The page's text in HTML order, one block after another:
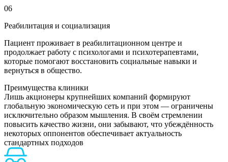
06
Реабилитация и социализация
Пациент проживает в реабилитационном центре и
продолжает работу с психологами и психотерапевтами,
которые помогают восстановить социальные навыки и
вернуться в общество.
Преимущества клиники
Лишь акционеры крупнейших компаний формируют
глобальную экономическую сеть и при этом — ограничены
исключительно образом мышления. В своём стремлении
повысить качество жизни, они забывают, что убеждённость
некоторых оппонентов обеспечивает актуальность
стандартных подходов